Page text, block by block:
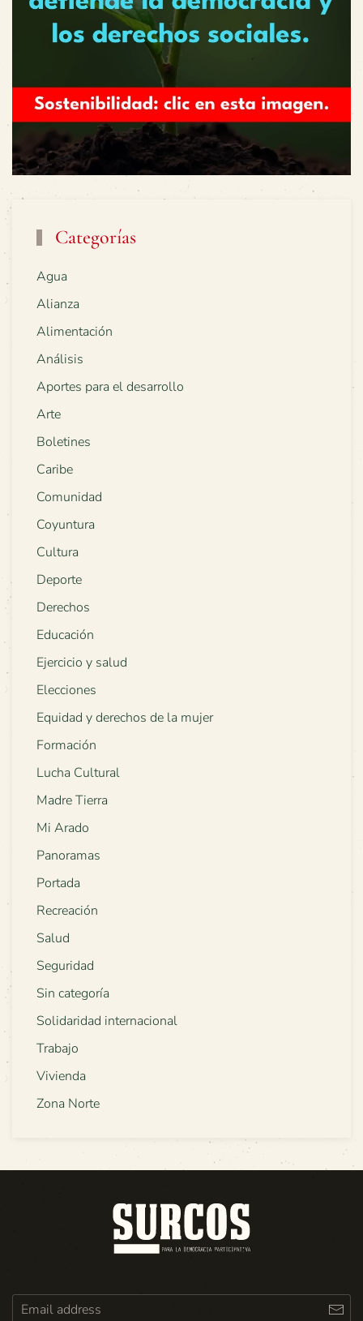
Categorías
Agua
Alianza
Alimentación
Análisis
Aportes para el desarrollo
Arte
Boletines
Caribe
Comunidad
Coyuntura
Cultura
Deporte
Derechos
Educación
Ejercicio y salud
Elecciones
Equidad y derechos de la mujer
Formación
Lucha Cultural
Madre Tierra
Mi Arado
Panoramas
Portada
Recreación
Salud
Seguridad
Sin categoría
Solidaridad internacional
Trabajo
Vivienda
Zona Norte